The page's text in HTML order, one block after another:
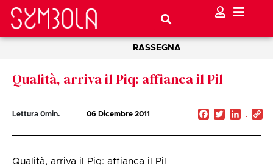
RASSEGNA
Qualità, arriva il Piq: affianca il Pil
Lettura 0min. 06 Dicembre 2011 Facebook
Twitter
Qualità, arriva il Piq: affianca il Pil